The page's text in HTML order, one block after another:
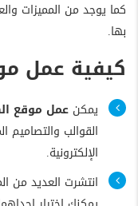
كما يوجد من المميزات
بها.
كيفية عمل
يمكن عمل موقع
القوالب والتصاميم
الإلكترونية.
انتشرت العديد من